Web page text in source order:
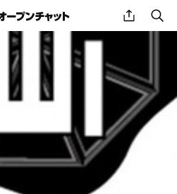
share